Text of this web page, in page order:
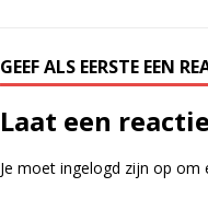
GEEF ALS EERSTE EEN
Laat een
Je moet ingelogd zijn op om